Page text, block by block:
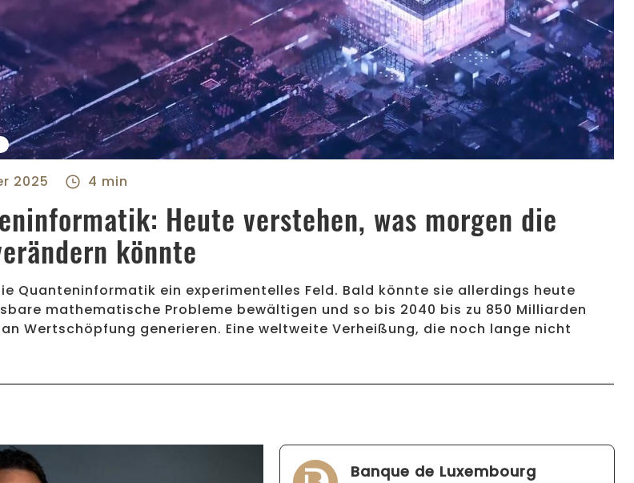
2025 4 min
Heute verstehen, was morgen die
könnte
Quanteninformatik ein experimentelles Feld. Bald könnte sie allerdings heute
mathematische Probleme bewältigen und so bis 2040 bis zu 850 Milliarden
Wertschöpfung generieren. Eine weltweite Verheißung, die noch lange nicht
Banque de Luxembourg